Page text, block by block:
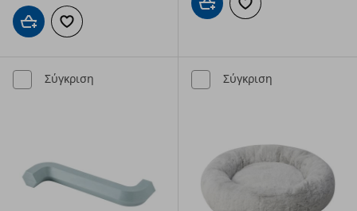
Προσθήκη στο καλάθι
Προσθήκη στα αγαπημένα
Προσθήκη στο καλάθι
Προσθήκη στα
Σύγκριση Σύγκριση